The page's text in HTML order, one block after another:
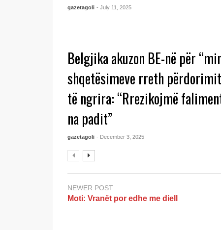
gazetagoli - July 11, 2025
Belgjika akuzon BE-në për
shqetësimeve rreth
të ngrira: “Rrezikojmë
na padit”
gazetagoli - December 3, 2025
NEWER POST
Moti: Vranët por edhe me diell